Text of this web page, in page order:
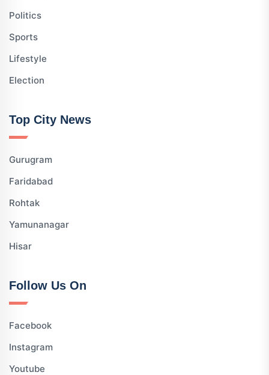
Politics
Sports
Lifestyle
Election
Top City News
Gurugram
Faridabad
Rohtak
Yamunanagar
Hisar
Follow Us On
Facebook
Instagram
Youtube